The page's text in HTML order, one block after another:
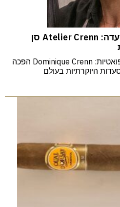
Dominique Crenn המסעדה: Atelier Crenn סן
מסיפורה האישי ועד למנות הפואטיות: Dominique Crenn הפכה